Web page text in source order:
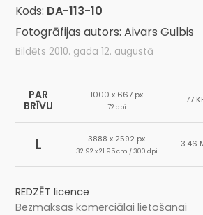
Kods: DA-113-10
Fotogrāfijas autors: Aivars Gulbis
Bildēts 2010. gada 12. augustā
PAR
BRĪVU
1000 x 667 px
72 dpi
77
L 3888 x 2592 px
32.92 x 21.95 cm / 300 dpi
3.46
REDZĒT licence
Bezmaksas komerciālai lietošanai